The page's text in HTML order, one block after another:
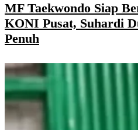
MF Taekwondo Siap
KONI Pusat, Suhardi
Penuh